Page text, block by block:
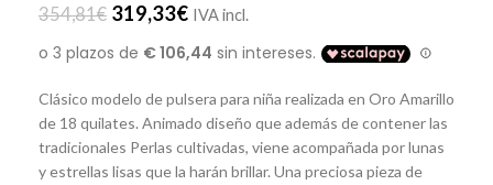
354,81€ 319,33€ IVA incl.
Clásico modelo de pulsera para niña realizada en Oro Amarillo
de 18 quilates. Animado diseño que además de contener las
tradicionales Perlas cultivadas, viene acompañada por lunas
y estrellas lisas que la harán brillar. Una preciosa pieza de